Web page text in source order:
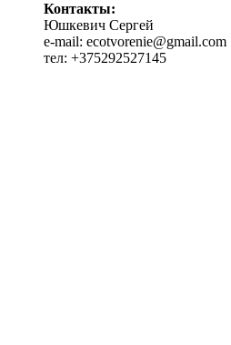
Контакты:
Юшкевич Сергей
e-mail: ecotvorenie@gmail.com
тел: +375292527145